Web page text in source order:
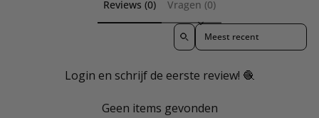
g
s
i
s
i
j
i
n
p
i
r
i
s
Reviews (0) Vragen (0)
Sort reviews by
Login en schrijf de eerste review! 🧶
Geen items gevonden